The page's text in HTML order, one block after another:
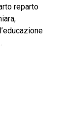
reparto